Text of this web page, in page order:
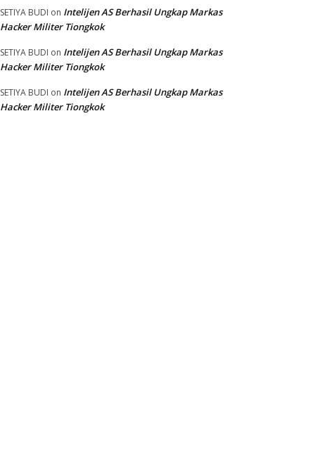
SETIYA BUDI on Intelijen AS Berhasil Ungkap Markas
Hacker Militer Tiongkok
SETIYA BUDI on Intelijen AS Berhasil Ungkap Markas
Hacker Militer Tiongkok
SETIYA BUDI on Intelijen AS Berhasil Ungkap Markas
Hacker Militer Tiongkok